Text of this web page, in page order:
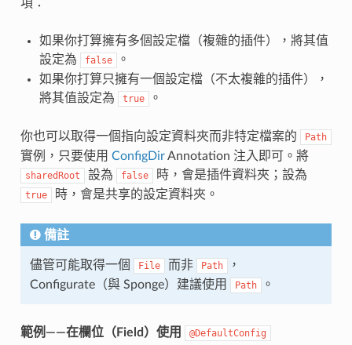
項：
如果你打算擁有多個設定檔（複雜的插件），將其值
設定為
false
。
如果你打算只擁有一個設定檔（不太複雜的插件），
將其值設定為
true 。
你也可以取得一個指向設定資料夾而非特定檔案的 Path
實例，只要使用 ConfigDirAnnotation 注入即可。將
sharedRoot 設為 false 時，會是插件資料夾；設為
true 時，會是共享的設定資料夾。
備註
儘管可能取得一個 File 而非 Path
，
Configurate（與 Sponge）建議使用
Path 。
範例——在欄位（Field）使用 @DefaultConfig